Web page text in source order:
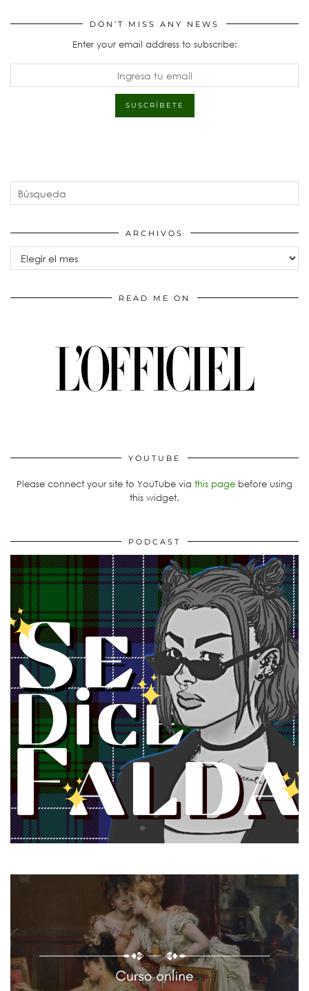
DON’T MISS ANY NEWS
Enter your email address to subscribe:
ARCHIVOS
Archivos
READ ME ON
YOUTUBE
Please connect your site to YouTube via this page before using
this widget.
PODCAST